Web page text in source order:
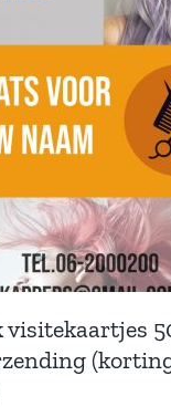
visitekaartjes